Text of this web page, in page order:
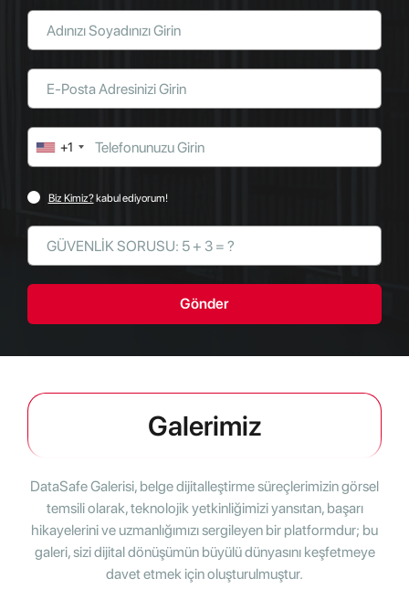
+1
Biz Kimiz?kabul ediyorum!
Gönder
Galerimiz
DataSafe Galerisi, belge dijitalleştirme süreçlerimizin görsel
temsili olarak, teknolojik yetkinliğimizi yansıtan, başarı
hikayelerini ve uzmanlığımızı sergileyen bir platformdur; bu
galeri, sizi dijital dönüşümün büyülü dünyasını keşfetmeye
davet etmek için oluşturulmuştur.